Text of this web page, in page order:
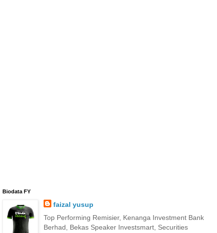
Biodata FY
faizal yusup
Top Performing Remisier, Kenanga Investment Bank
Berhad, Bekas Speaker Investsmart, Securities